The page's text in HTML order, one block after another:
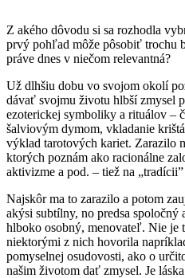
Z akého dôvodu si sa rozhodla
prvý pohľad môže pôsobiť trochu
práve dnes v niečom relevantná?
Už dlhšiu dobu vo svojom okolí
dávať svojmu životu hlbší zmysel
ezoterickej symboliky a rituálov –
šalviovým dymom, vkladanie
výklad tarotových kariet. Zarazilo
ktorých poznám ako racionálne
aktivizme a pod. – tiež na
Najskôr ma to zarazilo a potom
akýsi subtílny, no predsa spoločný
hlboko osobný, menovateľ. Nie je
niektorými z nich hovorila
pomyselnej osudovosti, ako o
našim životom dať zmysel. Je